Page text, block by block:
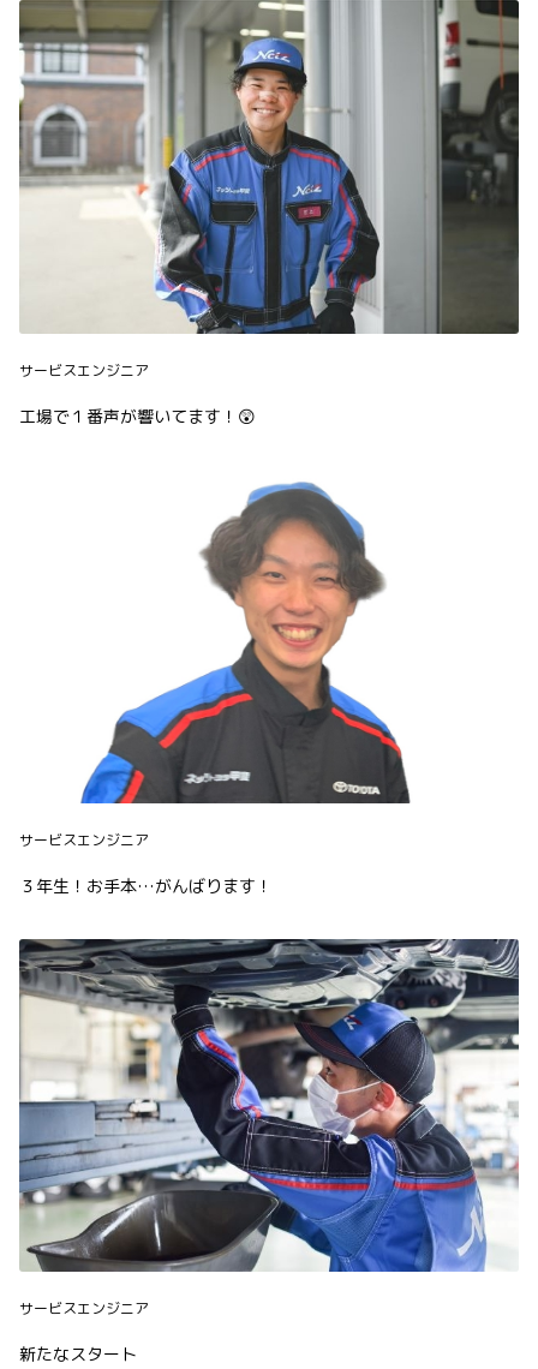
サービスエンジニア
工場で１番声が響いてます！😲
サービスエンジニア
３年生！お手本…がんばります！
サービスエンジニア
新たなスタート